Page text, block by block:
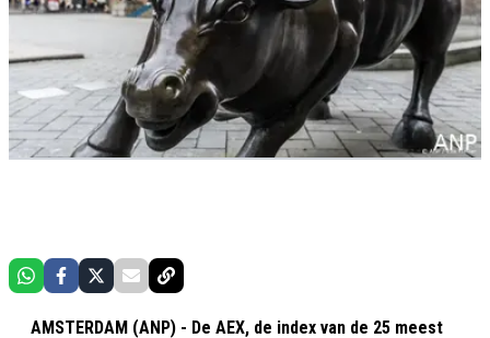
AMSTERDAM (ANP) - De AEX, de index van de 25 meest